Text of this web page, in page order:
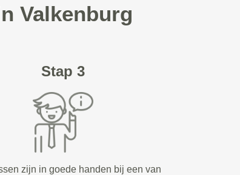
Valkenburg
Stap 3
zijn in goede handen bij een van